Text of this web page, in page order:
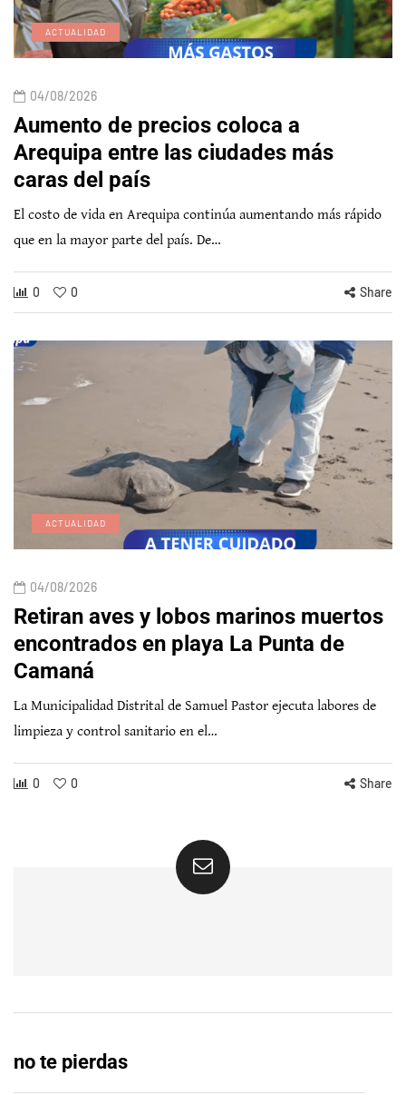
ACTUALIDAD
04/08/2026
Aumento de precios coloca a
Arequipa entre las ciudades más
caras del país
El costo de vida en Arequipa continúa aumentando más rápido
que en la mayor parte del país. De…
0 0 Share
ACTUALIDAD
04/08/2026
Retiran aves y lobos marinos muertos
encontrados en playa La Punta de
Camaná
La Municipalidad Distrital de Samuel Pastor ejecuta labores de
limpieza y control sanitario en el…
0 0 Share
no te pierdas